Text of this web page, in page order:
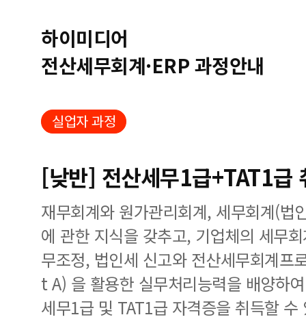
하이미디어
전산세무회계·ERP 과정안내
실업자 과정
[낮반] 전산세무1급+TAT1급
재무회계와 원가관리회계, 세무회계(법
에 관한 지식을 갖추고, 기업체의 세무
무조정, 법인세 신고와 전산세무회계
t A) 을 활용한 실무처리능력을 배양하
세무1급 및 TAT1급 자격증을 취득할 수